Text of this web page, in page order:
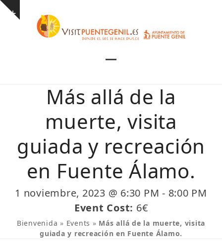
Skip
Show
mobile
menu
mobile
menu
Más allá de la
muerte, visita
guiada y recreación
en Fuente Álamo.
1 noviembre, 2023 @ 6:30 PM - 8:00 PM
Event Cost: 6€
Bienvenida » Events » Más allá de la muerte, visita
guiada y recreación en Fuente Álamo.